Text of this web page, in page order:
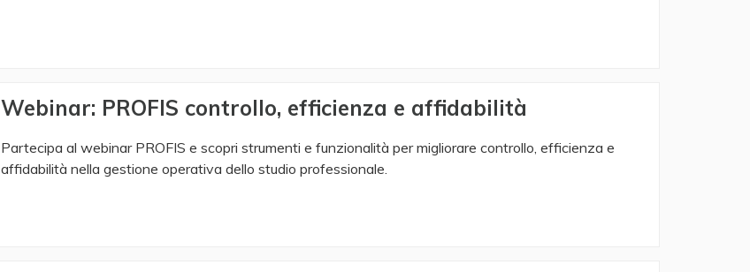
Webinar: PROFIS controllo, efficienza e affidabilità
Partecipa al webinar PROFIS e scopri strumenti e funzionalità per migliorare controllo, efficienza e
affidabilità nella gestione operativa dello studio professionale.